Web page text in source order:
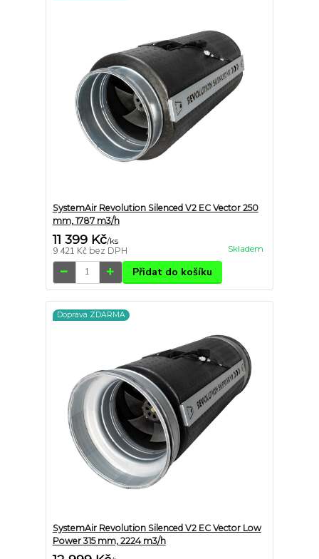
SystemAir Revolution Silenced V2 EC Vector 250
mm, 1787 m3/h
11 399 Kč/ks
9 421 Kč bez DPH Skladem
Přidat do košíku
Doprava ZDARMA
SystemAir Revolution Silenced V2 EC Vector Low
Power 315 mm, 2224 m3/h